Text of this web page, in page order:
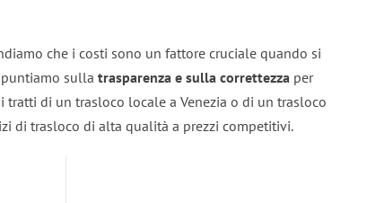
che i costi sono un fattore cruciale quando si
sulla trasparenza e sulla correttezza per
tratti di un trasloco locale a Venezia o di un trasloco
di trasloco di alta qualità a prezzi competitivi.